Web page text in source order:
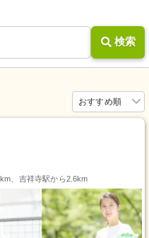
検索
おすすめ順
、吉祥寺駅から2.6km